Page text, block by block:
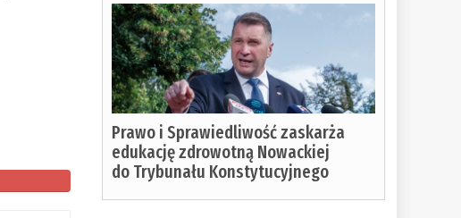
Prawo i Sprawiedliwość zaskarża
edukację zdrowotną Nowackiej
do Trybunału Konstytucyjnego